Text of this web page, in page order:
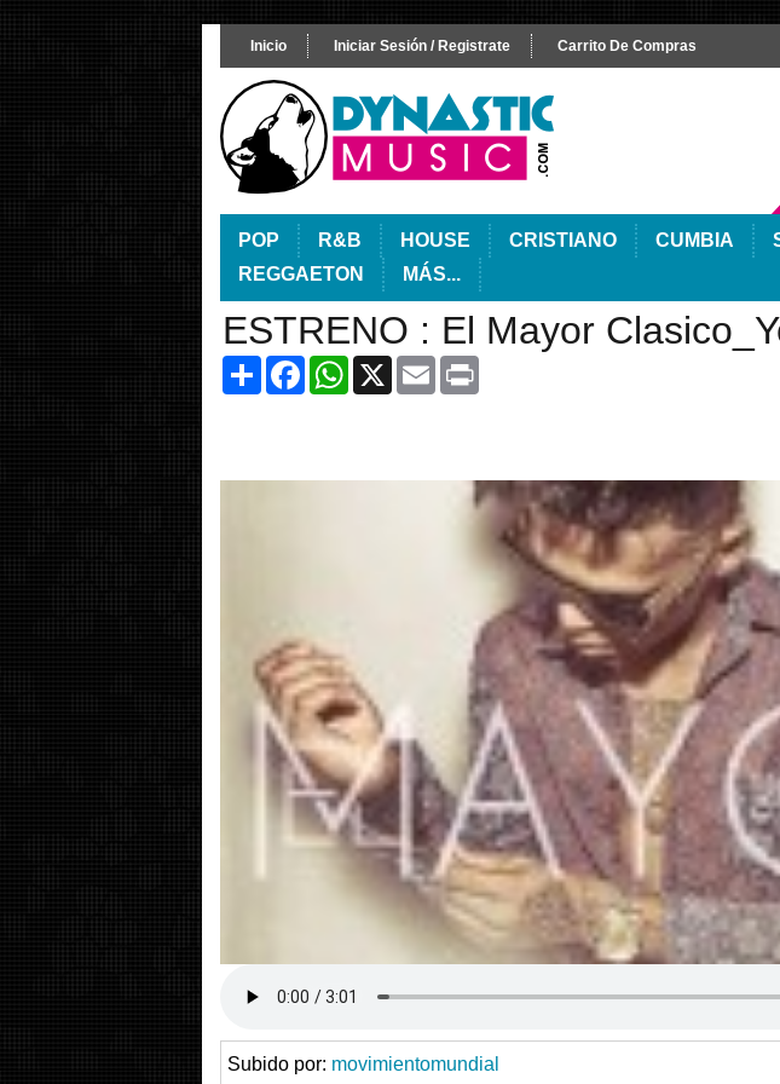
Inicio Iniciar Sesión / Registrate Carrito De Compras
POP R&B HOUSE CRISTIANO CUMBIA
REGGAETON
MÁS...
ESTRENO : El Mayor
ShareFacebookWhatsApp
X Email
Subido por: movimientomundial